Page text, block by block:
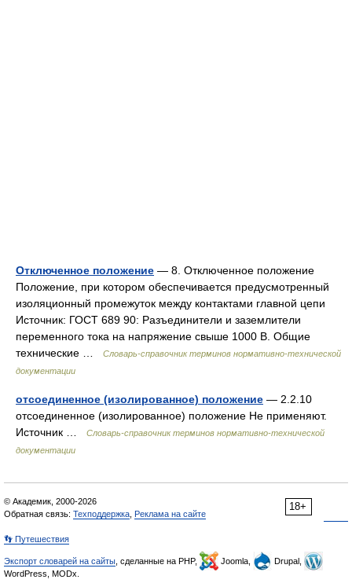
Отключенное положение — 8. Отключенное положение
Положение, при котором обеспечивается предусмотренный
изоляционный промежуток между контактами главной цепи
Источник: ГОСТ 689 90: Разъединители и заземлители
переменного тока на напряжение свыше 1000 В. Общие
технические …
Словарь-справочник терминов нормативно-технической
документации
отсоединенное (изолированное) положение — 2.2.10
отсоединенное (изолированное) положение Не применяют.
Источник …
Словарь-справочник терминов нормативно-технической
документации
18+
© Академик, 2000-2026
Обратная связь: Техподдержка Реклама на сайте
👣 Путешествия
Экспорт словарей на сайты , сделанные на PHP, Joomla,
Drupal,
WordPress, MODx.